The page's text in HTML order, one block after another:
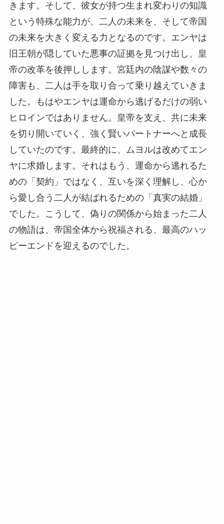
きます。そして、彼女が持つ生まれ変わりの知識
という特殊な能力が、二人の未来を、そして帝国
の未来を大きく変える力となるのです。エンヤは
旧王朝が隠していた悪事の証拠を見つけ出し、皇
帝の改革を後押しします。宮廷内の陰謀や数々の
障害も、二人は手を取り合って乗り越えていきま
した。もはやエンヤは運命から逃げるだけの弱い
ヒロインではありません。皇帝を支え、共に未来
を切り開いていく、強く賢いパートナーへと成長
していたのです。最終的に、ムヨルは改めてエン
ヤに求婚します。それはもう、運命から逃れるた
めの「契約」ではなく、互いを深く理解し、心か
ら愛し合う二人が結ばれるための「真実の結婚」
でした。こうして、偽りの関係から始まった二人
の物語は、帝国全体から祝福される、最高のハッ
ピーエンドを迎えるのでした。